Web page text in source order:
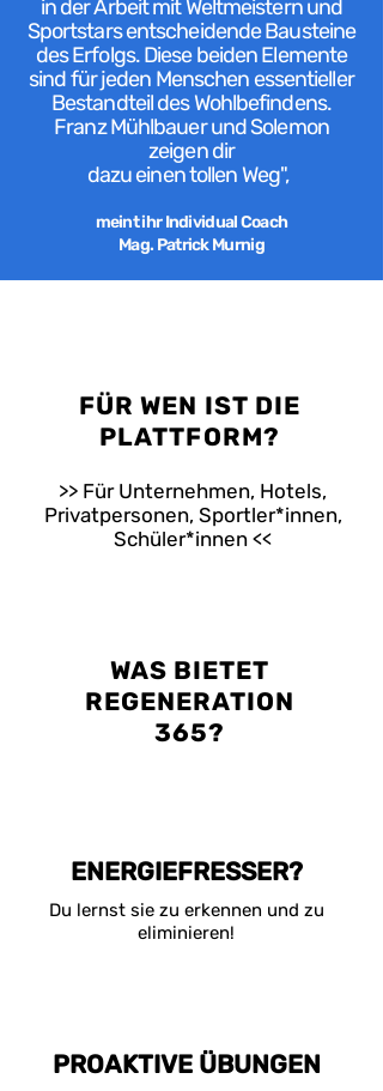
in der Arbeit mit Weltmeistern und
Sportstars entscheidende Bausteine
des Erfolgs. Diese beiden Elemente
sind für jeden Menschen essentieller
Bestandteil des Wohlbefindens.
Franz Mühlbauer und Solemon
zeigen dir
dazu einen tollen Weg",
meint ihrIndividual Coach
Mag. Patrick Murnig
FÜR WEN IST DIE
PLATTFORM?
>> Für Unternehmen, Hotels,
Privatpersonen, Sportler*innen,
Schüler*innen <<
WAS BIETET
REGENERATION
365?
ENERGIEFRESSER?
Du lernst sie zu erkennen und zu
eliminieren!
PROAKTIVE ÜBUNGEN